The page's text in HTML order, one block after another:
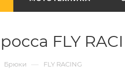
FLY
Брюки — FLY RACING